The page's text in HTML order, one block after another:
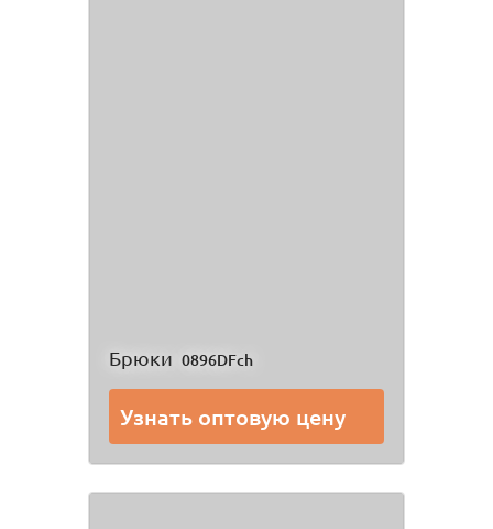
Брюки 0896DFch
Узнать оптовую цену